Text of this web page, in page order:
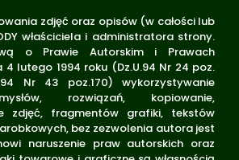
zdjęć oraz opisów (w całości lub
właściciela i administratora strony.
o Prawie Autorskim i Prawach
4 lutego 1994 roku (Dz.U.94 Nr 24 poz.
Nr 43 poz.170) wykorzystywanie
rozwiązań, kopiowanie,
zdjęć, fragmentów grafiki, tekstów
bez zezwolenia autora jest
naruszenie praw autorskich oraz